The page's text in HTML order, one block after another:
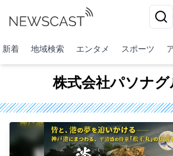
新着 地域検索 エンタメ スポーツ
株式会社パソナ